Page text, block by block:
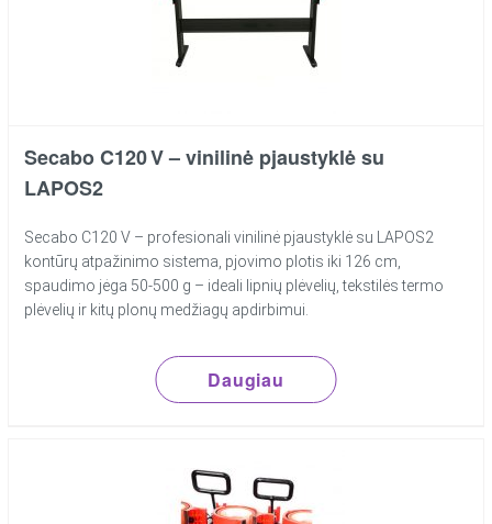
Secabo C120 V – vinilinė pjaustyklė su
LAPOS2
Secabo C120 V – profesionali vinilinė pjaustyklė su LAPOS2
kontūrų atpažinimo sistema, pjovimo plotis iki 126 cm,
spaudimo jėga 50‑500 g – ideali lipnių plėvelių, tekstilės termo
plėvelių ir kitų plonų medžiagų apdirbimui.
Daugiau